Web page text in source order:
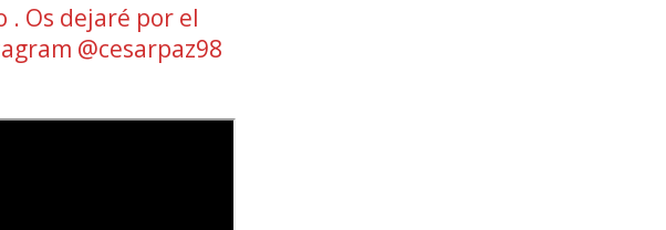
. Os dejaré por el
@cesarpaz98